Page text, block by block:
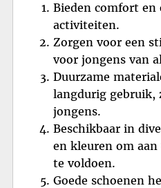
Bieden comfort
activiteiten.
Zorgen voor een
voor jongens van
Duurzame
langdurig gebruik,
jongens.
Beschikbaar in
en kleuren om
te voldoen.
Goede schoenen